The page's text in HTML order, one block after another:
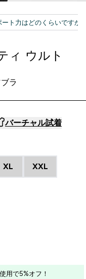
ィ ウルト
ラ
バーチャル試着
XL XXL
用で5%オフ！